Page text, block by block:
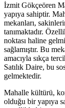
İzmit Gökçeören
yapıya sahiptir.
mekanları,
tanımaktadır.
noktası haline
sağlamıştır. Bu
amacıyla sıkça
Satılık Daire, bu
gelmektedir.
Mahalle kültürü,
olduğu bir yapıya